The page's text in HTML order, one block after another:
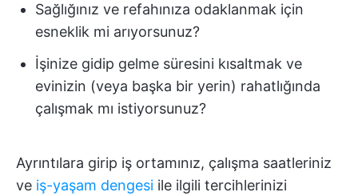
Sağlığınız ve refahınıza odaklanmak için
esneklik mi arıyorsunuz?
İşinize gidip gelme süresini kısaltmak ve
evinizin (veya başka bir yerin) rahatlığında
çalışmak mı istiyorsunuz?
Ayrıntılara girip iş ortamınız, çalışma saatleriniz
ve iş-yaşam dengesi ile ilgili tercihlerinizi